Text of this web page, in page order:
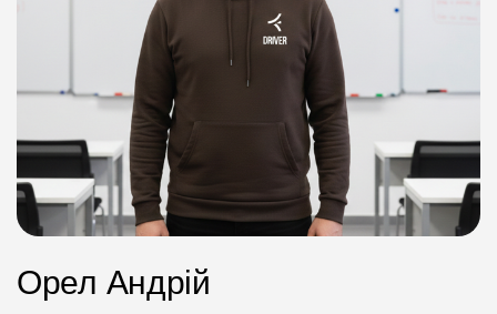
Орел Андрій